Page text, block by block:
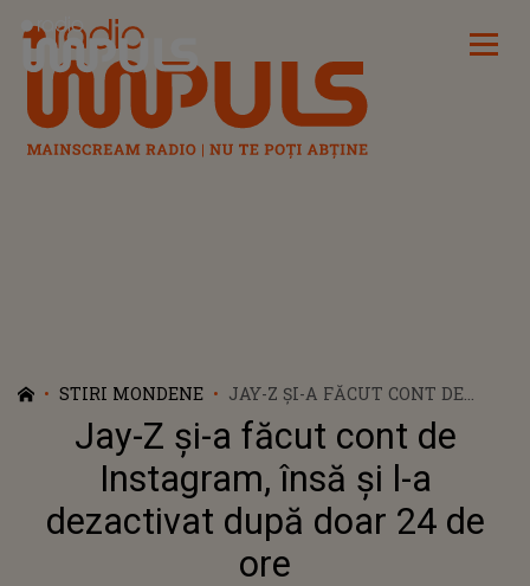
Radio Impuls
STIRI MONDENE
JAY-Z ȘI-A FĂCUT CONT DE
INSTAGRAM, ÎNSĂ ȘI L-A
DEZACTIVAT DUPĂ DOAR 24 DE
ORE
Jay-Z și-a făcut cont de
Instagram, însă și l-a
dezactivat după doar 24 de
ore